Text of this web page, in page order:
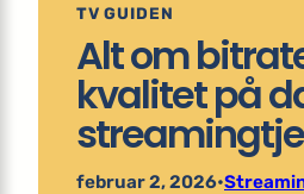
TV GUIDEN
Alt om
kvalitet på
februar 2, 2026•